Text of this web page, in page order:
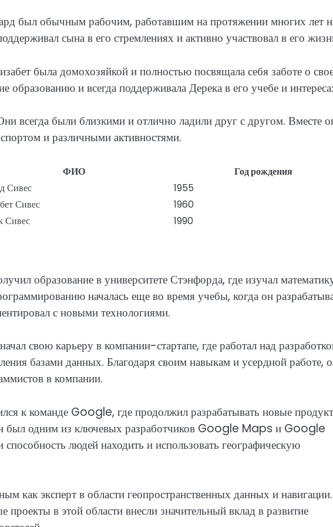
был обычным рабочим, работавшим на протяжении многих лет
сына в его стремлениях и активно участвовал в его
была домохозяйкой и полностью посвящала себя заботе о
образованию и всегда поддерживала Дерека в его учебе и
всегда были близкими и отлично ладили друг с другом. Вместе
и различными активностями.
ФИО
Год рождения
Сивес
1955
Сивес
1960
Сивес 1990
образование в университете Стэнфорда, где изучал
началась еще во время учебы, когда он
с новыми технологиями.
свою карьеру в компании-стартапе, где работал над
базами данных. Благодаря своим навыкам и усердной работе,
в компании.
к команде Google, где продолжил разрабатывать новые
был одним из ключевых разработчиков Google Maps и Google
людей находить и использовать географическую
как эксперт в области геопространственных данных и
в этой области внесли значительный вклад в развитие